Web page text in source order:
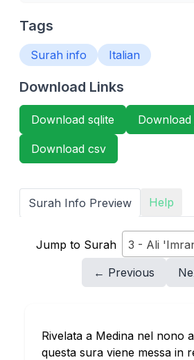
Tags
Surah info Italian
Download Links
Download sqlite Download
Download csv
Surah Info Preview Help
Jump to Surah
3 - Ali
← Previous
Rivelata a Medina nel nono
questa sura viene messa in